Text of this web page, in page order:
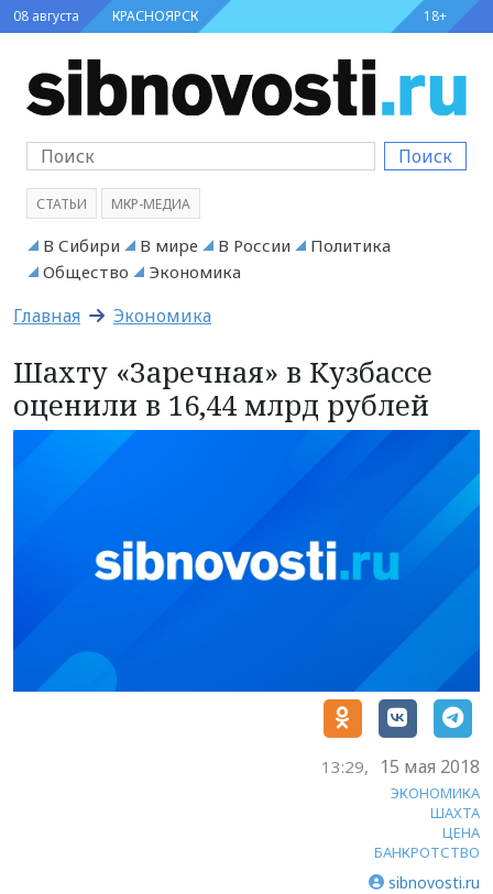
08 августа КРАСНОЯРСК 18+
Поиск
СТАТЬИ МКР-МЕДИА
В Сибири В мире В России
Политика
Общество
Экономика
Главная Экономика
Шахту «Заречная» в Кузбассе
оценили в 16,44 млрд рублей
13:29, 15 мая 2018
ЭКОНОМИКА
ШАХТА
ЦЕНА
БАНКРОТСТВО
sibnovosti.ru